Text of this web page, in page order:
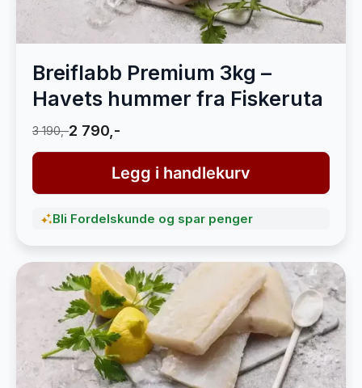
Breiflabb Premium 3kg –
Havets hummer fra Fiskeruta
3 190,-2 790,-
Legg i handlekurv
Bli Fordelskunde og spar penger